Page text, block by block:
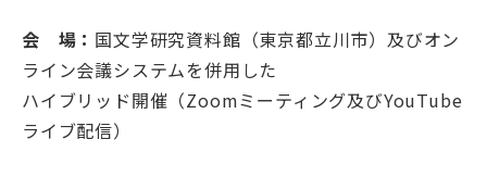
データベース
事業活動
大学院・教育
会 場： 国文学研究資料館（東京都立川市）及びオン
ライン会議システムを併用した
ハイブリッド開催（Zoomミーティング及びYouTube
ライブ配信）